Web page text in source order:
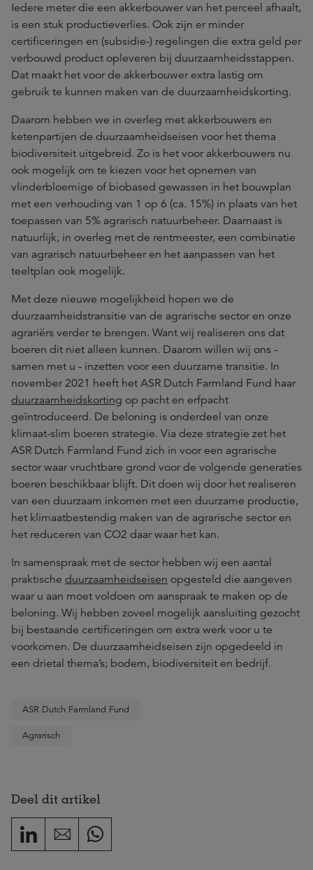
Iedere meter die een akkerbouwer van het perceel afhaalt,
is een stuk productieverlies. Ook zijn er minder
certificeringen en (subsidie-) regelingen die extra geld per
verbouwd product opleveren bij duurzaamheidsstappen.
Dat maakt het voor de akkerbouwer extra lastig om
gebruik te kunnen maken van de duurzaamheidskorting.
Daarom hebben we in overleg met akkerbouwers en
ketenpartijen de duurzaamheidseisen voor het thema
biodiversiteit uitgebreid. Zo is het voor akkerbouwers nu
ook mogelijk om te kiezen voor het opnemen van
vlinderbloemige of biobased gewassen in het bouwplan
met een verhouding van 1 op 6 (ca. 15%) in plaats van het
toepassen van 5% agrarisch natuurbeheer. Daarnaast is
natuurlijk, in overleg met de rentmeester, een combinatie
van agrarisch natuurbeheer en het aanpassen van het
teeltplan ook mogelijk.
Met deze nieuwe mogelijkheid hopen we de
duurzaamheidstransitie van de agrarische sector en onze
agrariërs verder te brengen. Want wij realiseren ons dat
boeren dit niet alleen kunnen. Daarom willen wij ons -
samen met u - inzetten voor een duurzame transitie. In
november 2021 heeft het ASR Dutch Farmland Fund haar
duurzaamheidskorting op pacht en erfpacht
geïntroduceerd. De beloning is onderdeel van onze
klimaat-slim boeren strategie. Via deze strategie zet het
ASR Dutch Farmland Fund zich in voor een agrarische
sector waar vruchtbare grond voor de volgende generaties
boeren beschikbaar blijft. Dit doen wij door het realiseren
van een duurzaam inkomen met een duurzame productie,
het klimaatbestendig maken van de agrarische sector en
het reduceren van CO2 daar waar het kan.
In samenspraak met de sector hebben wij een aantal
praktische duurzaamheidseisen opgesteld die aangeven
waar u aan moet voldoen om aanspraak te maken op de
beloning. Wij hebben zoveel mogelijk aansluiting gezocht
bij bestaande certificeringen om extra werk voor u te
voorkomen. De duurzaamheidseisen zijn opgedeeld in
een drietal thema’s; bodem, biodiversiteit en bedrijf.
ASR Dutch Farmland Fund
Agrarisch
Deel dit artikel